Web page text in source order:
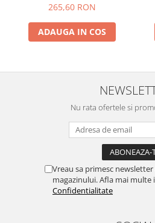
265,60 RON
ADAUGA IN COS
Nu rata ofertele si
Vreau sa primesc
magazinului. Afla mai multe
Confidentialitate